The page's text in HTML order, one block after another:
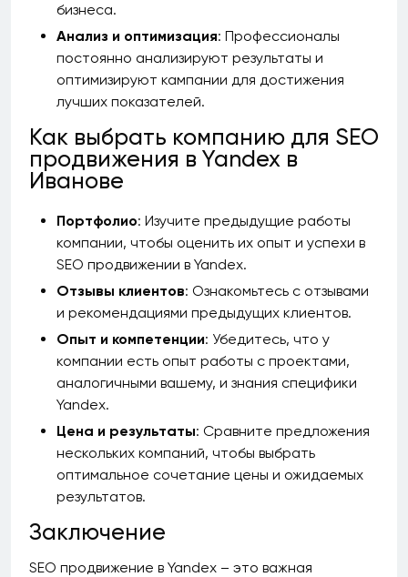
бизнеса.
Анализ и оптимизация: Профессионалы
постоянно анализируют результаты и
оптимизируют кампании для достижения
лучших показателей.
Как выбрать компанию для SEO
продвижения в Yandex в
Иванове
Портфолио: Изучите предыдущие работы
компании, чтобы оценить их опыт и успехи в
SEO продвижении в Yandex.
Отзывы клиентов: Ознакомьтесь с отзывами
и рекомендациями предыдущих клиентов.
Опыт и компетенции: Убедитесь, что у
компании есть опыт работы с проектами,
аналогичными вашему, и знания специфики
Yandex.
Цена и результаты: Сравните предложения
нескольких компаний, чтобы выбрать
оптимальное сочетание цены и ожидаемых
результатов.
Заключение
SEO продвижение в Yandex – это важная